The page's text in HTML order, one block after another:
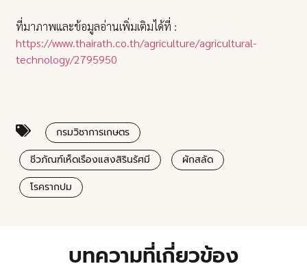
ที่มาภาพและข้อมูลอ่านเพิ่มเติมได้ที่ :
https://www.thairath.co.th/agriculture/agricultural-
technology/2795950
กรมวิชาการเกษตร
ชีวภัณฑ์เห็ดเรืองแสงสิรินรัศมี
ผักสลัด
โรครากปม
บทความที่เกี่ยวข้อง